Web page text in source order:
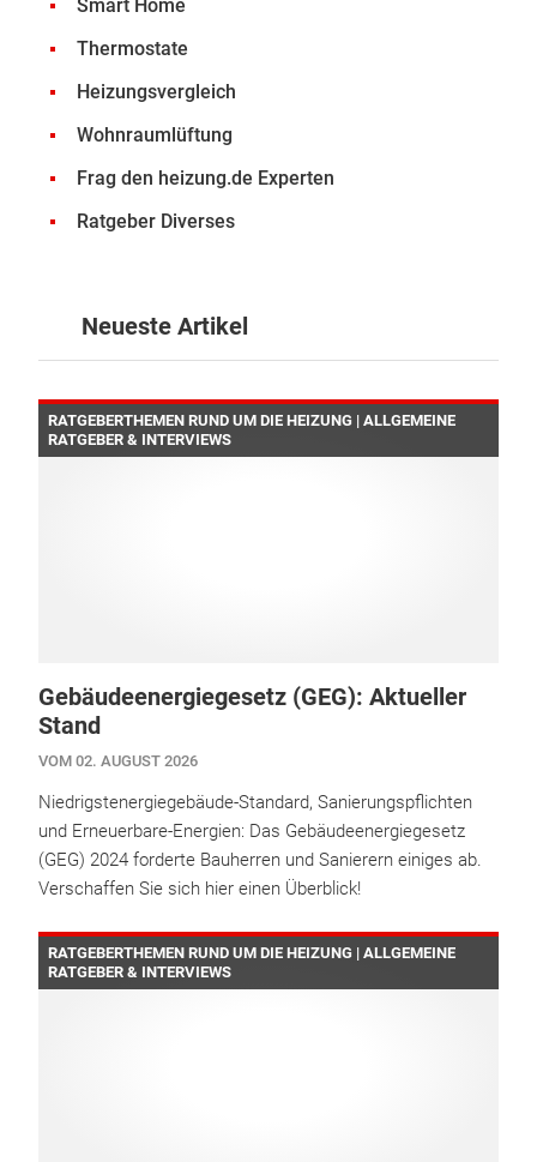
Smart Home
Thermostate
Heizungsvergleich
Wohnraumlüftung
Frag den heizung.de Experten
Ratgeber Diverses
Neueste Artikel
RATGEBERTHEMEN RUND UM DIE HEIZUNG | ALLGEMEINE
RATGEBER & INTERVIEWS
Gebäudeenergiegesetz (GEG): Aktueller
Stand
VOM 02. AUGUST 2026
Niedrigstenergiegebäude-Standard, Sanierungspflichten
und Erneuerbare-Energien: Das Gebäudeenergiegesetz
(GEG) 2024 forderte Bauherren und Sanierern einiges ab.
Verschaffen Sie sich hier einen Überblick!
RATGEBERTHEMEN RUND UM DIE HEIZUNG | ALLGEMEINE
RATGEBER & INTERVIEWS